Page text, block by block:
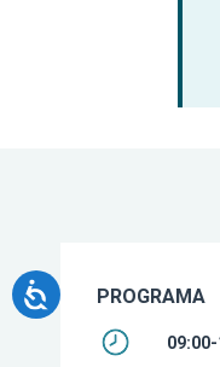
PROGRAMA